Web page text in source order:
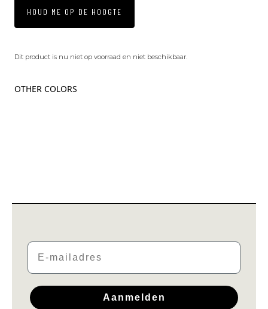
HOUD ME OP DE HOOGTE
Dit product is nu niet op voorraad en niet beschikbaar.
OTHER COLORS
Email
Aanmelden